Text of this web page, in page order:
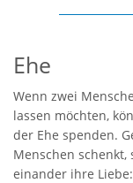
Ehe
Wenn zwei
lassen möchten,
der Ehe spenden.
Menschen schenkt,
einander ihre